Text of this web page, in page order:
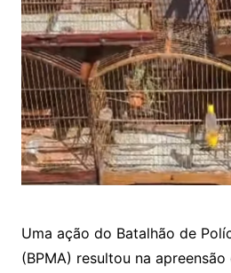
Uma ação do Batalhão de
(BPMA) resultou na